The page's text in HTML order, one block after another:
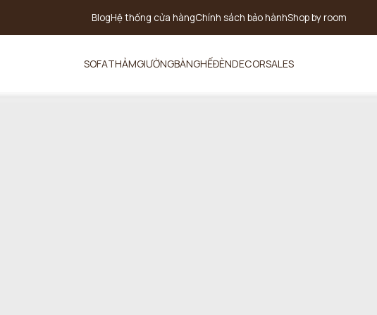
BlogHệ thống cửa hàngChính sách bảo hànhShop by room
SOFATHẢMGIƯỜNGBÀNGHẾĐÈNDECORSALES